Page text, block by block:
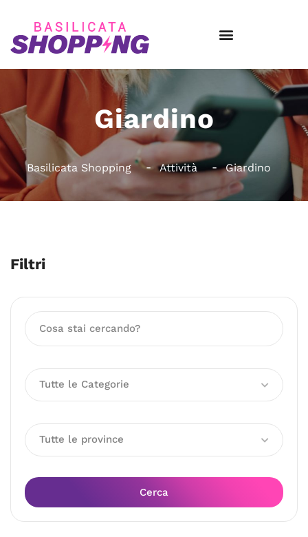
Giardino
Basilicata Shopping Attività Giardino
Filtri
Tutte le Categorie
Tutte le province
Cerca